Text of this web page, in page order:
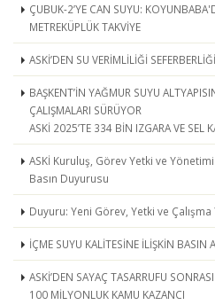
ÇUBUK-2’YE CAN SUYU:
METREKÜPLÜK TAKVİYE
ASKİ’DEN SU VERİMLİLİĞİ
BAŞKENT’İN YAĞMUR SUYU
ÇALIŞMALARI SÜRÜYOR
ASKİ 2025’TE 334 BİN IZGARA VE SEL
ASKİ Kuruluş, Görev Yetki ve
Basın Duyurusu
Duyuru: Yeni Görev, Yetki ve
İÇME SUYU KALİTESİNE İLİŞKİN BASIN
ASKİ’DEN SAYAÇ TASARRUFU SONRASI
100 MİLYONLUK KAMU KAZANCI